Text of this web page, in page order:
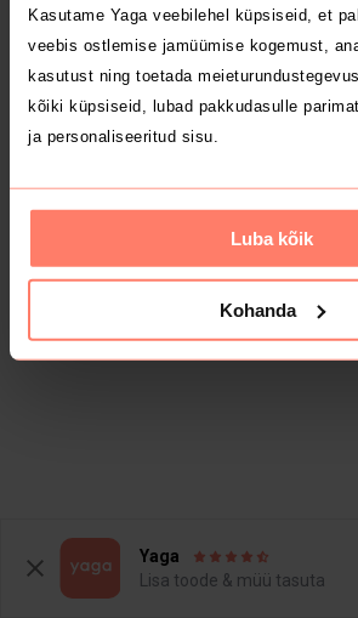
Kasutame Yaga veebilehel küpsiseid, et
veebis ostlemise jamüümise kogemust,
kasutust ning toetada
kõiki küpsiseid, lubad pakkudasulle
ja personaliseeritud sisu.
Luba kõik
Kohanda
Yaga
Lisa toode & müü tasuta